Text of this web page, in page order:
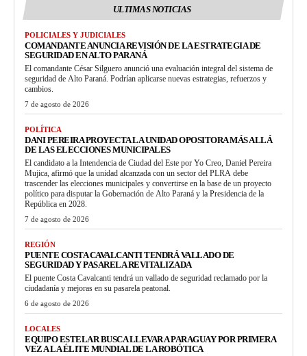
ULTIMAS NOTICIAS
POLICIALES Y JUDICIALES
COMANDANTE ANUNCIA REVISIÓN DE LA ESTRATEGIA DE
SEGURIDAD EN ALTO PARANÁ
El comandante César Silguero anunció una evaluación integral del sistema de
seguridad de Alto Paraná. Podrían aplicarse nuevas estrategias, refuerzos y
cambios.
7 de agosto de 2026
POLÍTICA
DANI PEREIRA PROYECTA LA UNIDAD OPOSITORA MÁS ALLÁ
DE LAS ELECCIONES MUNICIPALES
El candidato a la Intendencia de Ciudad del Este por Yo Creo, Daniel Pereira
Mujica, afirmó que la unidad alcanzada con un sector del PLRA debe
trascender las elecciones municipales y convertirse en la base de un proyecto
político para disputar la Gobernación de Alto Paraná y la Presidencia de la
República en 2028.
7 de agosto de 2026
REGIÓN
PUENTE COSTA CAVALCANTI TENDRÁ VALLADO DE
SEGURIDAD Y PASARELA REVITALIZADA
El puente Costa Cavalcanti tendrá un vallado de seguridad reclamado por la
ciudadanía y mejoras en su pasarela peatonal.
6 de agosto de 2026
LOCALES
EQUIPO ESTELAR BUSCA LLEVAR A PARAGUAY POR PRIMERA
VEZ A LA ÉLITE MUNDIAL DE LA ROBÓTICA